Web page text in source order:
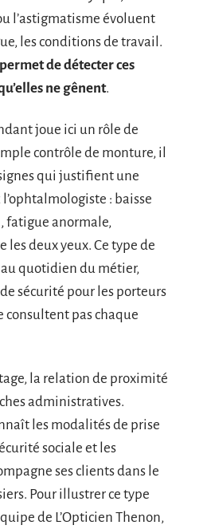
l’astigmatisme évoluent
les conditions de travail.
de détecter ces
ne gênent.
joue ici un rôle de
contrôle de monture, il
qui justifient une
: baisse
fatigue anormale,
deux yeux. Ce type de
quotidien du métier,
sécurité pour les porteurs
consultent pas chaque
la relation de proximité
administratives.
les modalités de prise
sociale et les
ses clients dans le
Pour illustrer ce type
de L’Opticien Thenon,